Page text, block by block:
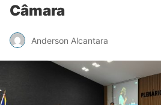
Câmara
Anderson Alcantara